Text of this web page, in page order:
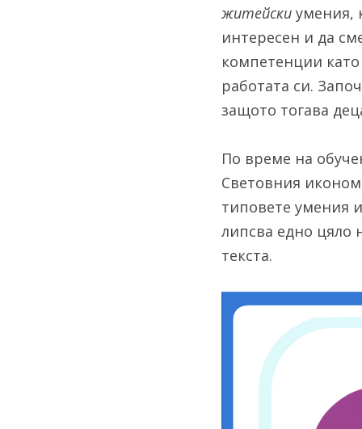
житейски умения,
интересен и да
компетенции
работата си.
защото тогава
По време на
Световния
типовете умения
липсва едно цяло
текста.